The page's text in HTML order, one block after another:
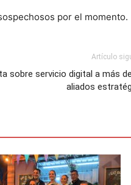
por el momento.
Artículo
sobre servicio digital a más
aliados